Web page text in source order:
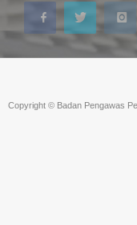
Copyright © Badan Pengawas